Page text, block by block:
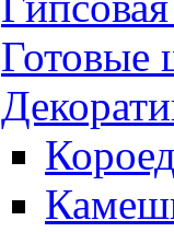
Готовые
Короед